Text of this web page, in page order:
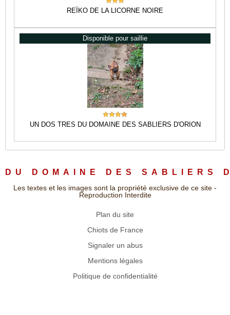
REÏKO DE LA LICORNE NOIRE
disponible pour saillie
UN DOS TRES DU DOMAINE DES SABLIERS D'ORION
DU DOMAINE DES SABLIERS
Les textes et les images sont la propriété exclusive de ce site -
Reproduction Interdite
Plan du site
Chiots de France
Signaler un abus
Mentions légales
Politique de confidentialité